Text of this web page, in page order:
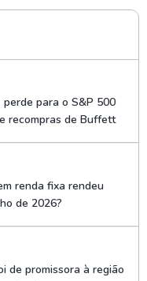
perde para o S&P 500
recompras de Buffett
renda fixa rendeu
de 2026?
de promissora à região